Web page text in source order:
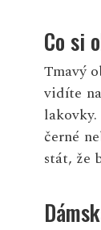
Co si
Tmavý
vidíte
černé
stát, že